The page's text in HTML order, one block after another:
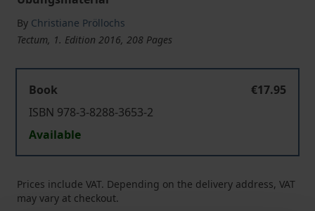
By Christiane Pröllochs
Tectum, 1. Edition 2016, 208 Pages
Book
€17.95
ISBN 978-3-8288-3653-2
Available
Prices include VAT. Depending on the delivery address, VAT
may vary at checkout.